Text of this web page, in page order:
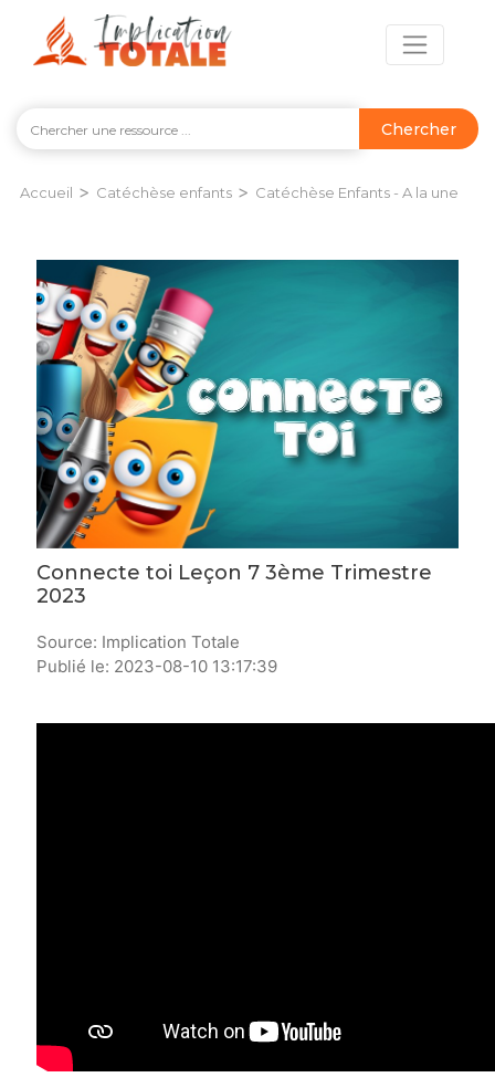
Chercher
Accueil > Catéchèse enfants > Catéchèse Enfants - A la une
Connecte toi Leçon 7 3ème Trimestre
2023
Source: Implication Totale
Publié le: 2023-08-10 13:17:39